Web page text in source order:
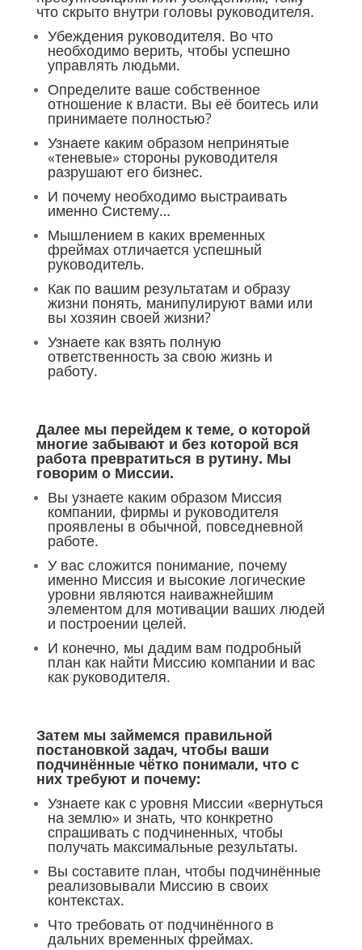
что скрыто внутри головы руководителя.
Убеждения руководителя. Во что
необходимо верить, чтобы успешно
управлять людьми.
Определите ваше собственное
отношение к власти. Вы её боитесь или
принимаете полностью?
Узнаете каким образом непринятые
«теневые» стороны руководителя
разрушают его бизнес.
И почему необходимо выстраивать
именно Систему…
Мышлением в каких временных
фреймах отличается успешный
руководитель.
Как по вашим результатам и образу
жизни понять, манипулируют вами или
вы хозяин своей жизни?
Узнаете как взять полную
ответственность за свою жизнь и
работу.
Далее мы перейдем к теме, о которой
многие забывают и без которой вся
работа превратиться в рутину. Мы
говорим о Миссии.
Вы узнаете каким образом Миссия
компании, фирмы и руководителя
проявлены в обычной, повседневной
работе.
У вас сложится понимание, почему
именно Миссия и высокие логические
уровни являются наиважнейшим
элементом для мотивации ваших людей
и построении целей.
И конечно, мы дадим вам подробный
план как найти Миссию компании и вас
как руководителя.
Затем мы займемся правильной
постановкой задач, чтобы ваши
подчинённые чётко понимали, что с
них требуют и почему:
Узнаете как с уровня Миссии «вернуться
на землю» и знать, что конкретно
спрашивать с подчиненных, чтобы
получать максимальные результаты.
Вы составите план, чтобы подчинённые
реализовывали Миссию в своих
контекстах.
Что требовать от подчинённого в
дальних временных фреймах.